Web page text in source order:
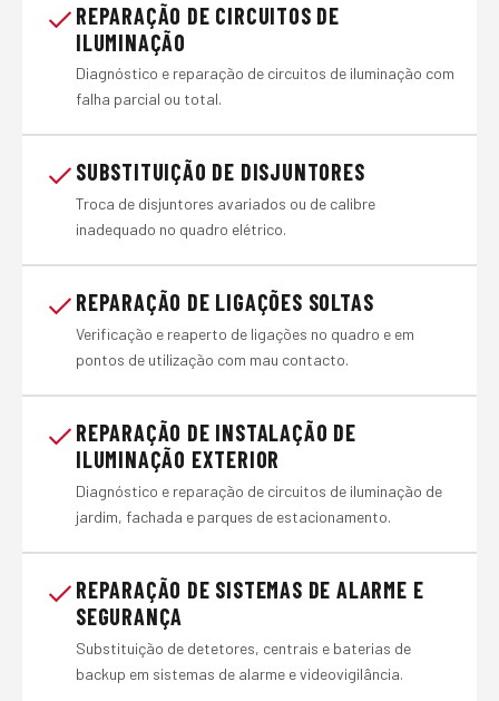
REPARAÇÃO DE CIRCUITOS DE
ILUMINAÇÃO
Diagnóstico e reparação de circuitos de iluminação com
falha parcial ou total.
SUBSTITUIÇÃO DE DISJUNTORES
Troca de disjuntores avariados ou de calibre
inadequado no quadro elétrico.
REPARAÇÃO DE LIGAÇÕES SOLTAS
Verificação e reaperto de ligações no quadro e em
pontos de utilização com mau contacto.
REPARAÇÃO DE INSTALAÇÃO DE
ILUMINAÇÃO EXTERIOR
Diagnóstico e reparação de circuitos de iluminação de
jardim, fachada e parques de estacionamento.
REPARAÇÃO DE SISTEMAS DE ALARME E
SEGURANÇA
Substituição de detetores, centrais e baterias de
backup em sistemas de alarme e videovigilância.